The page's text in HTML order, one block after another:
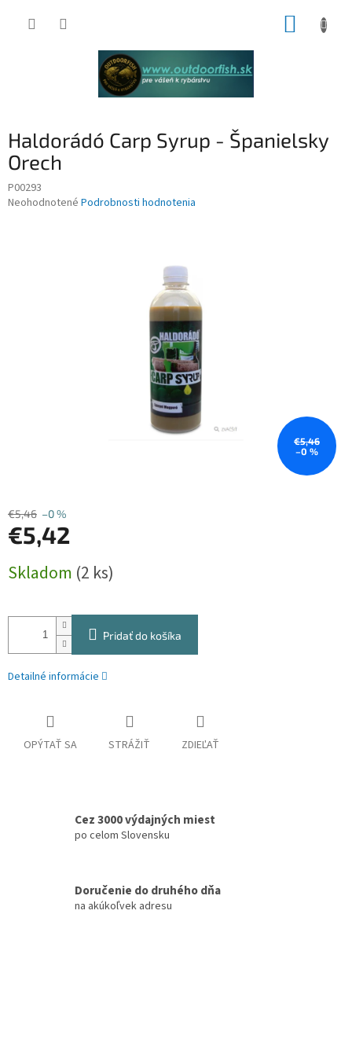
Haldorádó Carp Syrup - Španielsky
Orech
P00293
Priemerné
Neohodnotené Podrobnosti hodnotenia
€5,46
–0 %
€5,46 –0 %
€5,42
cena:
Skladom (2 ks)
Pridať do košíka
Detailné informácie
OPÝTAŤ SA STRÁŽIŤ ZDIEĽAŤ
Cez 3000 výdajných miest
po celom Slovensku
Doručenie do druhého dňa
na akúkoľvek adresu